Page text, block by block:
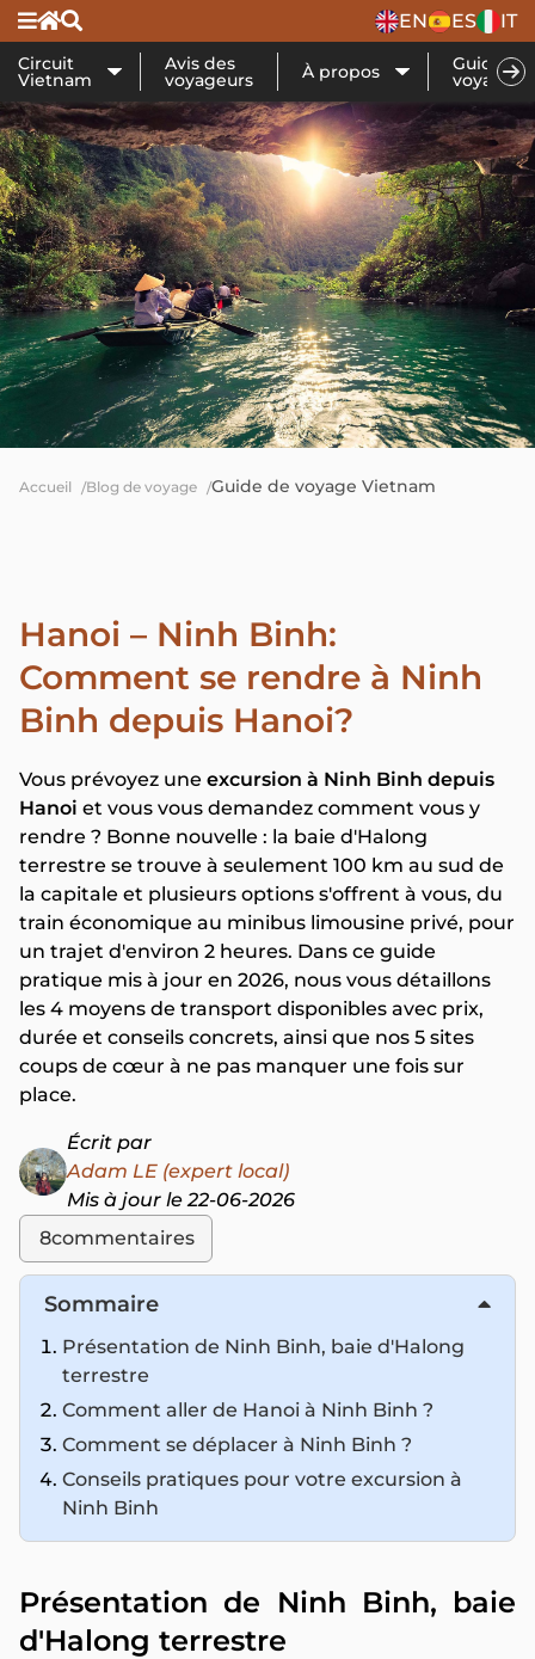
EN ES IT
Circuit
Vietnam
Avis des
voyageurs À propos Guide de
voyage
Accueil Blog de voyage Guide de voyage Vietnam
Hanoi – Ninh Binh:
Comment se rendre à Ninh
Binh depuis Hanoi?
Vous prévoyez une excursion à Ninh Binh depuis
Hanoi et vous vous demandez comment vous y
rendre ? Bonne nouvelle : la baie d'Halong
terrestre se trouve à seulement 100 km au sud de
la capitale et plusieurs options s'offrent à vous, du
train économique au minibus limousine privé, pour
un trajet d'environ 2 heures. Dans ce guide
pratique mis à jour en 2026, nous vous détaillons
les 4 moyens de transport disponibles avec prix,
durée et conseils concrets, ainsi que nos 5 sites
coups de cœur à ne pas manquer une fois sur
place.
Écrit par
Adam LE (expert local)
Mis à jour le 22-06-2026
8commentaires
Sommaire
Présentation de Ninh Binh, baie d'Halong
terrestre
Comment aller de Hanoi à Ninh Binh ?
Comment se déplacer à Ninh Binh ?
Conseils pratiques pour votre excursion à
Ninh Binh
Présentation de Ninh Binh, baie
d'Halong terrestre